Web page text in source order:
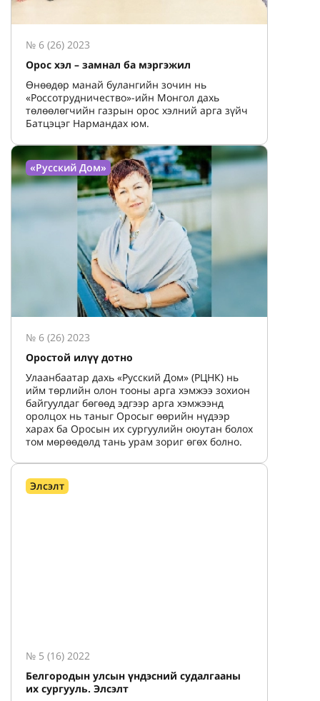
№ 6 (26) 2023
Орос хэл – замнал ба мэргэжил
Өнөөдөр манай булангийн зочин нь
«Россотрудничество»-ийн Монгол дахь
төлөөлөгчийн газрын орос хэлний арга зүйч
Батцэцэг Нармандах юм.
«Русский Дом»
№ 6 (26) 2023
Оростой илүү дотно
Улаанбаатар дахь «Русский Дом» (РЦНК) нь
ийм төрлийн олон тооны арга хэмжээ зохион
байгуулдаг бөгөөд эдгээр арга хэмжээнд
оролцох нь таныг Оросыг өөрийн нүдээр
харах ба Оросын их сургуулийн оюутан болох
том мөрөөдөлд тань урам зориг өгөх болно.
Элсэлт
№ 5 (16) 2022
Белгородын улсын үндэсний судалгааны
их сургууль. Элсэлт